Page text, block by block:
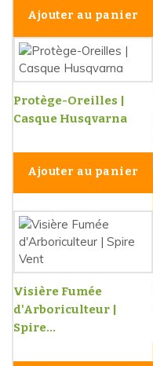
Ajouter au panier
Protège-Oreilles |
Casque Husqvarna
Ajouter au panier
Visière Fumée
d'Arboriculteur |
Spire...